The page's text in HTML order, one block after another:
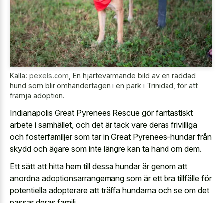
Källa: pexels.com En hjärtevärmande bild av en räddad
hund som blir omhändertagen i en park i Trinidad, för att
främja adoption.
Indianapolis Great Pyrenees Rescue gör fantastiskt
arbete i samhället, och det är tack vare deras frivilliga
och fosterfamiljer som tar in Great Pyrenees-hundar från
skydd och ägare som inte längre kan ta hand om dem.
Ett sätt att hitta hem till dessa hundar är genom att
anordna adoptionsarrangemang som är ett bra tillfälle för
potentiella adopterare att träffa hundarna och se om det